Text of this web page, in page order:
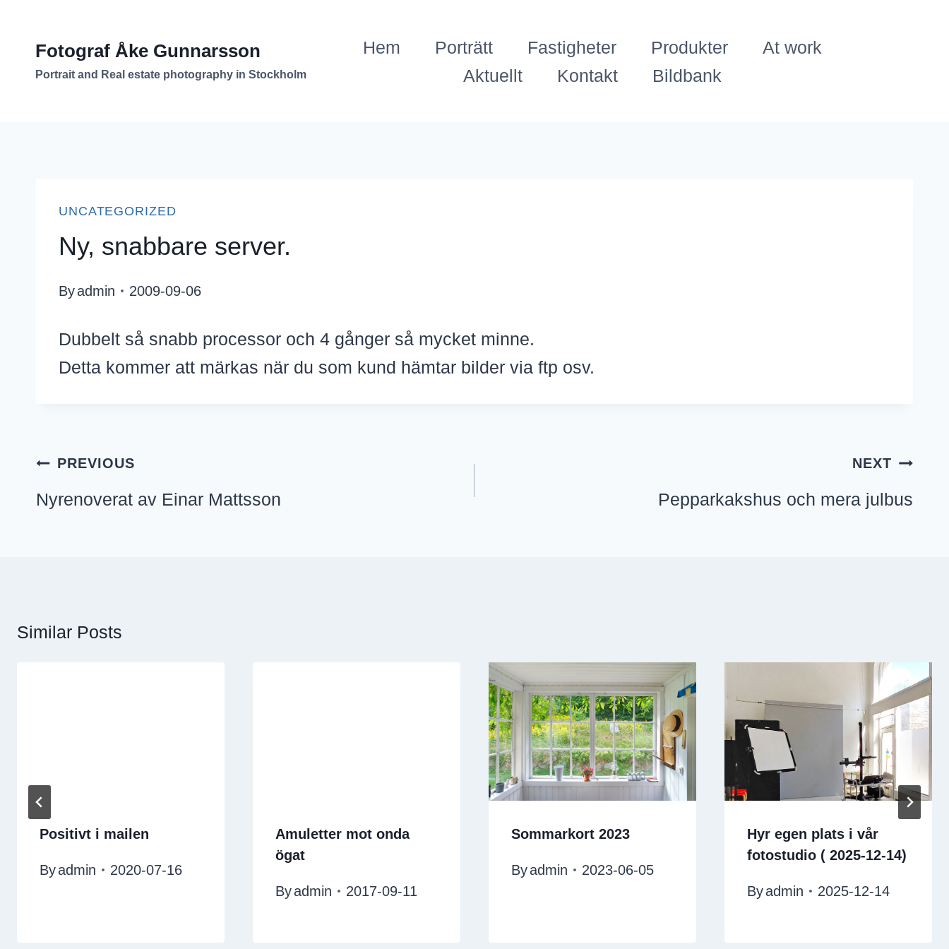
content
Fotograf Åke Gunnarsson
Portrait and Real estate photography in Stockholm
Hem Porträtt Fastigheter Produkter
At work
Aktuellt
Kontakt Bildbank
UNCATEGORIZED
Ny, snabbare server.
Byadmin 2009-09-06
Dubbelt så snabb processor och 4 gånger så mycket minne.
Detta kommer att märkas när du som kund hämtar bilder via ftp osv.
Inläggsnavigering
PREVIOUS
Nyrenoverat av Einar Mattsson
NEXT
Pepparkakshus och mera julbus
Similar Posts
Positivt i mailen
Byadmin 2020-07-16
Amuletter mot onda
ögat
Byadmin 2017-09-11
Sommarkort 2023
Byadmin 2023-06-05
Hyr egen plats i vår
fotostudio ( 2025-12-14)
Byadmin 2025-12-14